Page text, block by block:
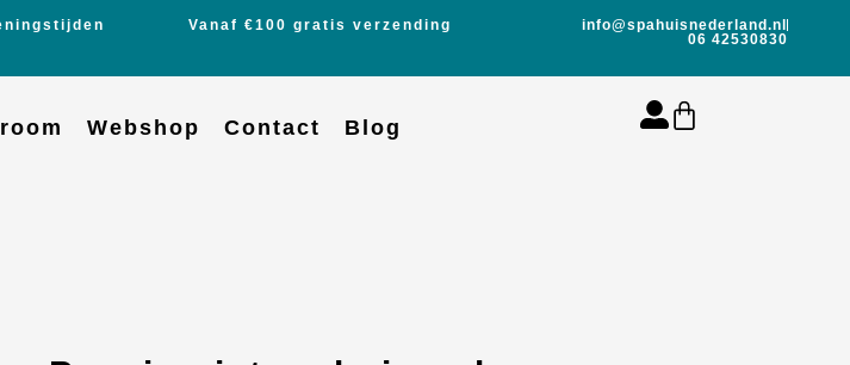
Vanaf €100 gratis verzending
info@spahuisnederland.nl
06 42530830
Webshop Contact Blog